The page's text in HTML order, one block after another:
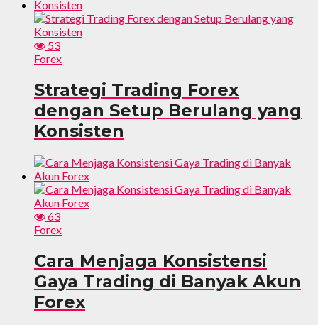
53
Forex
Strategi Trading Forex
dengan Setup Berulang yang
Konsisten
63
Forex
Cara Menjaga Konsistensi
Gaya Trading di Banyak Akun
Forex